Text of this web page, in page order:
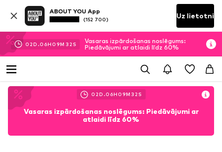
ABOUT YOU App
(152 700) Uz lietotni
02D.06H 09M 30 S
Vasaras izpārdošanas noslēgums:
Piedāvājumi ar atlaidi līdz 60%
02D.06H 09M 30 S
Vasaras izpārdošanas noslēgums: Piedāvājumi ar
atlaidi līdz 60%